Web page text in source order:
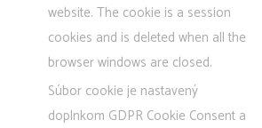
website. The cookie is a session
cookies and is deleted when all the
browser windows are closed.
Súbor cookie je nastavený
doplnkom GDPR Cookie Consent a